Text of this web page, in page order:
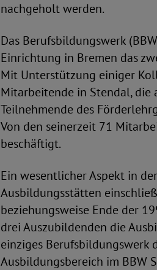
nachgeholt werden.
Das Berufsbildungswerk
Einrichtung in Bremen das
Mit Unterstützung einiger
Mitarbeitende in Stendal, die
Teilnehmende des
Von den seinerzeit 71
beschäftigt.
Ein wesentlicher Aspekt in
Ausbildungsstätten
beziehungsweise Ende der
drei Auszubildenden die
einziges Berufsbildungswerk
Ausbildungsbereich im BBW